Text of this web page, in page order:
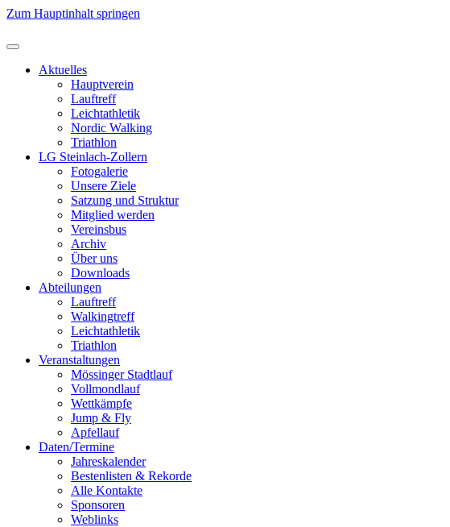
Zum Hauptinhalt springen
Aktuelles
Hauptverein
Lauftreff
Leichtathletik
Nordic Walking
Triathlon
LG Steinlach-Zollern
Fotogalerie
Unsere Ziele
Satzung und Struktur
Mitglied werden
Vereinsbus
Archiv
Über uns
Downloads
Abteilungen
Lauftreff
Walkingtreff
Leichtathletik
Triathlon
Veranstaltungen
Mössinger Stadtlauf
Vollmondlauf
Wettkämpfe
Jump & Fly
Apfellauf
Daten/Termine
Jahreskalender
Bestenlisten & Rekorde
Alle Kontakte
Sponsoren
Weblinks